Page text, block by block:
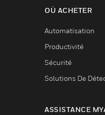
OÙ ACHETER
Automatisation
Productivité
Sécurité
Solutions De
ASSISTANCE